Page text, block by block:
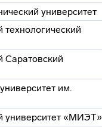
университет
Саратовский
им.
университет «МИЭТ»